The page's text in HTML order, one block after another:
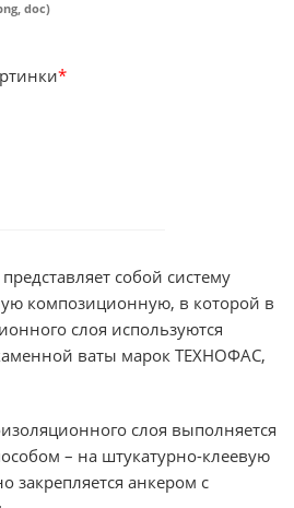
doc)
*
собой систему
композиционную, в которой в
слоя используются
ваты марок ТЕХНОФАС,
слоя выполняется
– на штукатурно-клеевую
закрепляется анкером с